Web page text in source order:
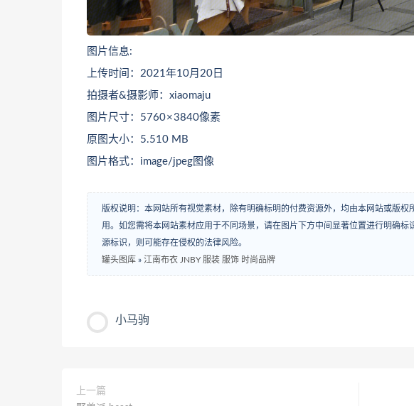
图片信息:
上传时间：2021年10月20日
拍摄者&摄影师：xiaomaju
图片尺寸：5760 × 3840像素
原图大小：5.510 MB
图片格式：image/jpeg图像
版权说明：本网站所有视觉素材，除有明确标明的付费资源外，均由本网站或版
用。如您需将本网站素材应用于不同场景，请在图片下方中间显著位置进行明确标
源标识，则可能存在侵权的法律风险。
罐头图库 » 江南布衣 JNBY 服装 服饰 时尚品牌
小马驹
上一篇